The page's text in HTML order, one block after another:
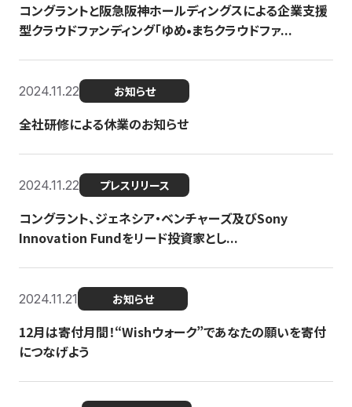
コングラントと阪急阪神ホールディングスによる企業支援
型クラウドファンディング「ゆめ•まちクラウドファ...
2024.11.22 お知らせ
全社研修による休業のお知らせ
2024.11.22 プレスリリース
コングラント、ジェネシア・ベンチャーズ及びSony
Innovation Fundをリード投資家とし...
2024.11.21 お知らせ
12月は寄付月間！“Wishウォーク”であなたの願いを寄付
につなげよう